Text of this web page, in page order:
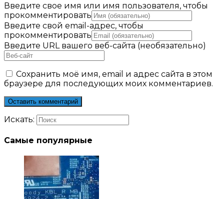
Введите свое имя или имя пользователя, чтобы
прокомментировать
Введите свой email-адрес, чтобы
прокомментировать
Введите URL вашего веб-сайта (необязательно)
Сохранить моё имя, email и адрес сайта в этом
браузере для последующих моих комментариев.
Искать:
Самые популярные